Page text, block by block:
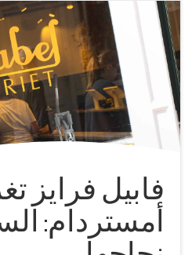
فابيل فرايز
أمستردام: